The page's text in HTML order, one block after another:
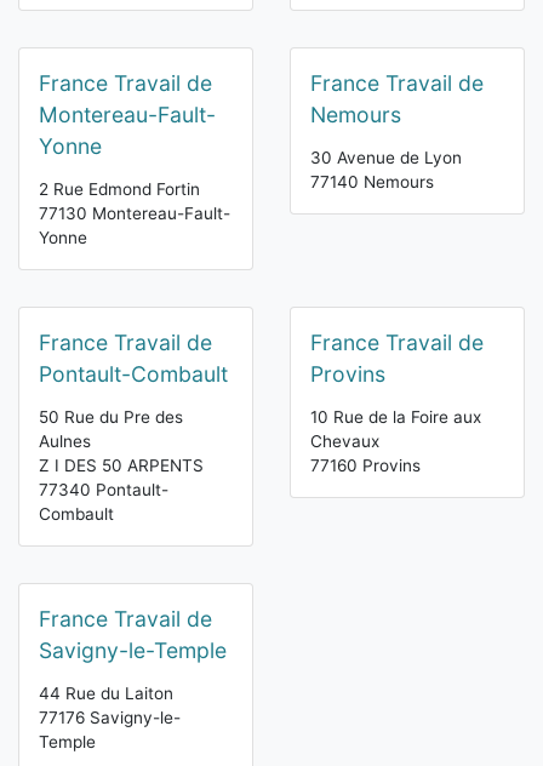
France Travail de
Montereau-Fault-
Yonne
2 Rue Edmond Fortin
77130 Montereau-Fault-
Yonne
France Travail de
Nemours
30 Avenue de Lyon
77140 Nemours
France Travail de
Pontault-Combault
50 Rue du Pre des
Aulnes
Z I DES 50 ARPENTS
77340 Pontault-
Combault
France Travail de
Provins
10 Rue de la Foire aux
Chevaux
77160 Provins
France Travail de
Savigny-le-Temple
44 Rue du Laiton
77176 Savigny-le-
Temple